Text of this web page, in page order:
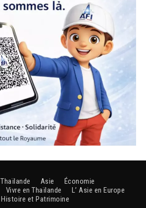
Thaïlande Asie
Économie
Vivre en Thaïlande
L’ Asie en Europe
Histoire et Patrimoine